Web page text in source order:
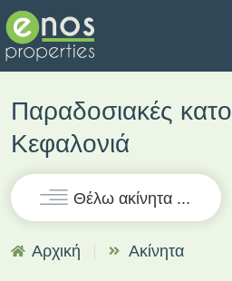
Παραδοσιακές
Κεφαλονιά
Θέλω ακίνητα ...
Αρχική Ακίνητα